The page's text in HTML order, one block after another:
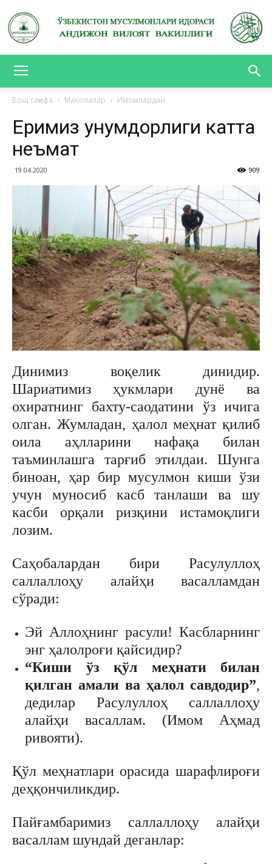
ВИЛОЯТ
Бош саҳифа Мақолалар Имомлардан
Еримиз унумдорлиги катта
неъмат
19.04.2020 909
Динимиз воқелик динидир.
Шариатимиз ҳукмлари дунё ва
охиратнинг бахту-саодатини ўз ичига
олган. Жумладан, ҳалол меҳнат қилиб
оила аҳлларини нафақа билан
таъминлашга тарғиб этилдаи. Шунга
биноан, ҳар бир мусулмон киши ўзи
учун муносиб касб танлаши ва шу
касби орқали ризқини истамоқлиги
лозим.
Саҳобалардан бири Расулуллоҳ
саллаллоҳу алайҳи васалламдан
сўради:
Эй Аллоҳнинг расули! Касбларнинг
энг ҳалолроғи қайсидир?
“Киши ўз қўл меҳнати билан
қилган амали ва ҳалол савдодир”,
дедилар Расулуллоҳ саллаллоҳу
алайҳи васаллам. (Имом Аҳмад
ривояти).
Қўл меҳнатлари орасида шарафлироғи
деҳқончиликдир.
Пайғамбаримиз саллаллоҳу алайҳи
васаллам шундай деганлар: